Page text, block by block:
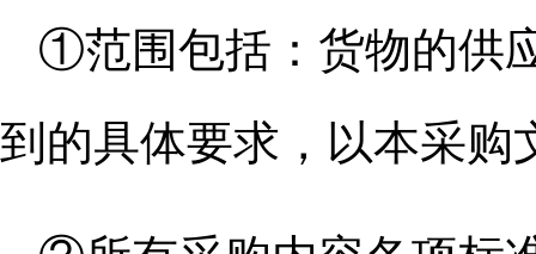
①范围包括：货物的供
到的具体要求，以本采购